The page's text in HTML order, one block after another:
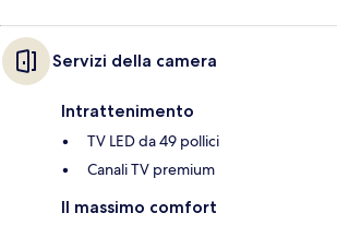
Servizi della camera
Intrattenimento
TV LED da 49 pollici
Canali TV premium
Il massimo comfort